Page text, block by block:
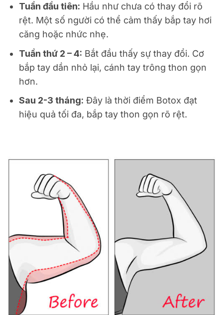
Tuần đầu tiên: Hầu như chưa có thay đổi rõ
rệt. Một số người có thể cảm thấy bắp tay hơi
căng hoặc nhức nhẹ.
Tuần thứ 2 – 4: Bắt đầu thấy sự thay đổi. Cơ
bắp tay dần nhỏ lại, cánh tay trông thon gọn
hơn.
Sau 2-3 tháng: Đây là thời điểm Botox đạt
hiệu quả tối đa, bắp tay thon gọn rõ rệt.